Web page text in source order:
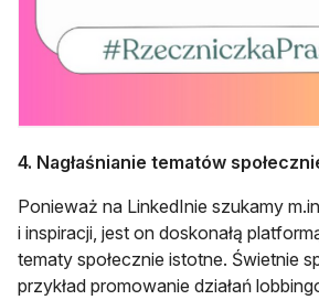
4. Nagłaśnianie tematów
Ponieważ na LinkedInie szukamy
i inspiracji, jest on doskonałą
tematy społecznie istotne. Świetnie
przykład promowanie działań